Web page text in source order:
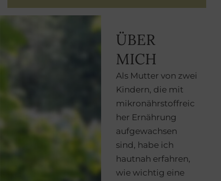
ÜBER
MICH
Als Mutter von zwei
Kindern, die mit
mikronährstoffreic
her Ernährung
aufgewachsen
sind, habe ich
hautnah erfahren,
wie wichtig eine